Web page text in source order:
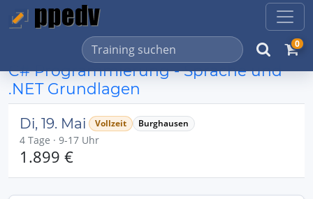
0
C# Programmierung - Sprache und
.NET Grundlagen
Di, 19. Mai Vollzeit Burghausen
4 Tage · 9-17 Uhr
1.899 €